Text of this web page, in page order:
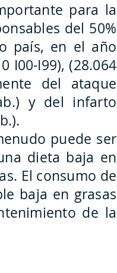
para la
del 50%
país, en el año
I00-I99), (28.064
del ataque
y del infarto
puede ser
dieta baja en
El consumo de
baja en grasas
de la